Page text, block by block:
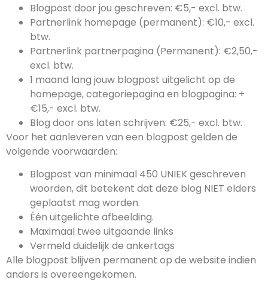
Blogpost door jou geschreven: €5,- excl. btw.
Partnerlink homepage (permanent): €10,- excl.
btw.
Partnerlink partnerpagina (Permanent): €2,50,-
excl. btw.
1 maand lang jouw blogpost uitgelicht op de
homepage, categoriepagina en blogpagina: +
€15,- excl. btw.
Blog door ons laten schrijven: €25,- excl. btw.
Voor het aanleveren van een blogpost gelden de
volgende voorwaarden:
Blogpost van minimaal 450 UNIEK geschreven
woorden, dit betekent dat deze blog NIET elders
geplaatst mag worden.
Één uitgelichte afbeelding.
Maximaal twee uitgaande links
Vermeld duidelijk de ankertags
Alle blogpost blijven permanent op de website indien
anders is overeengekomen.